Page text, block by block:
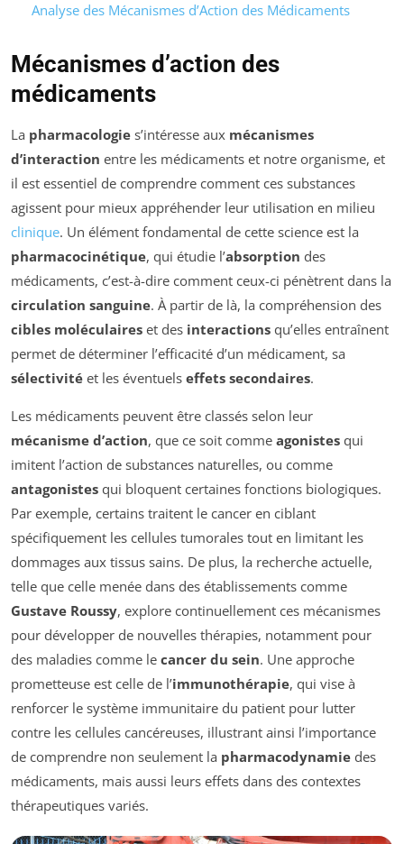
Analyse des Mécanismes d’Action des Médicaments
Mécanismes d’action des
médicaments
La pharmacologie s’intéresse aux mécanismes
d’interaction entre les médicaments et notre organisme, et
il est essentiel de comprendre comment ces substances
agissent pour mieux appréhender leur utilisation en milieu
clinique. Un élément fondamental de cette science est la
pharmacocinétique, qui étudie l’absorption des
médicaments, c’est-à-dire comment ceux-ci pénètrent dans la
circulation sanguine. À partir de là, la compréhension des
cibles moléculaires et des interactions qu’elles entraînent
permet de déterminer l’efficacité d’un médicament, sa
sélectivité et les éventuels effets secondaires.
Les médicaments peuvent être classés selon leur
mécanisme d’action, que ce soit comme agonistes qui
imitent l’action de substances naturelles, ou comme
antagonistes qui bloquent certaines fonctions biologiques.
Par exemple, certains traitent le cancer en ciblant
spécifiquement les cellules tumorales tout en limitant les
dommages aux tissus sains. De plus, la recherche actuelle,
telle que celle menée dans des établissements comme
Gustave Roussy, explore continuellement ces mécanismes
pour développer de nouvelles thérapies, notamment pour
des maladies comme le cancer du sein. Une approche
prometteuse est celle de l’immunothérapie, qui vise à
renforcer le système immunitaire du patient pour lutter
contre les cellules cancéreuses, illustrant ainsi l’importance
de comprendre non seulement la pharmacodynamie des
médicaments, mais aussi leurs effets dans des contextes
thérapeutiques variés.